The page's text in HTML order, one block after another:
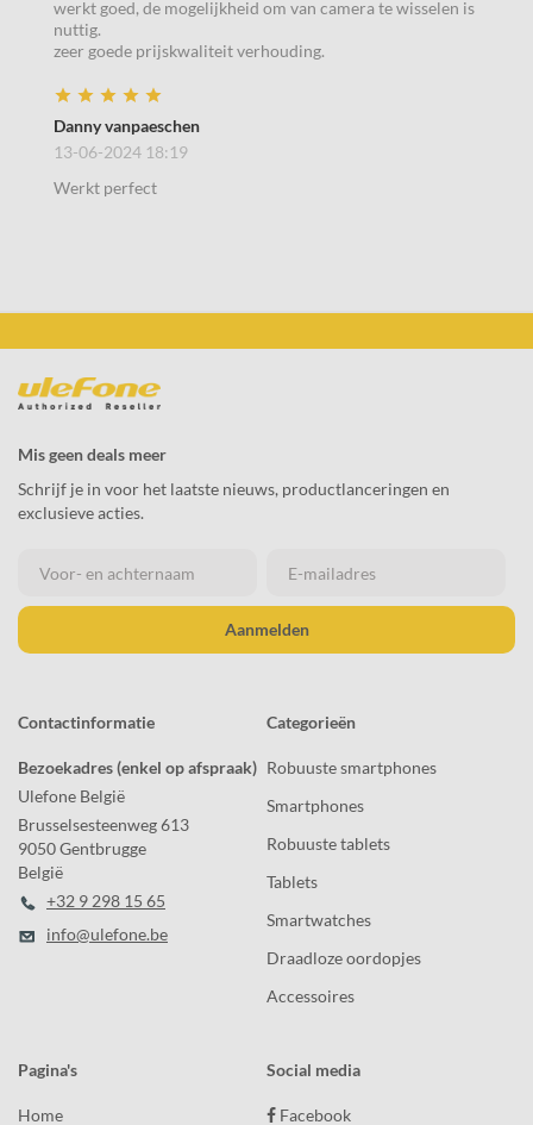
werkt goed, de mogelijkheid om van camera te wisselen is
nuttig.
zeer goede prijskwaliteit verhouding.
Danny vanpaeschen
13-06-2024 18:19
Werkt perfect
Mis geen deals meer
Schrijf je in voor het laatste nieuws, productlanceringen en
exclusieve acties.
Aanmelden
Contactinformatie
Bezoekadres (enkel op afspraak)
Ulefone België
Brusselsesteenweg 613
9050 Gentbrugge
België
+32 9 298 15 65
info@ulefone.be
Categorieën
Robuuste smartphones
Smartphones
Robuuste tablets
Tablets
Smartwatches
Draadloze oordopjes
Accessoires
Pagina's
Home
Social media
Facebook